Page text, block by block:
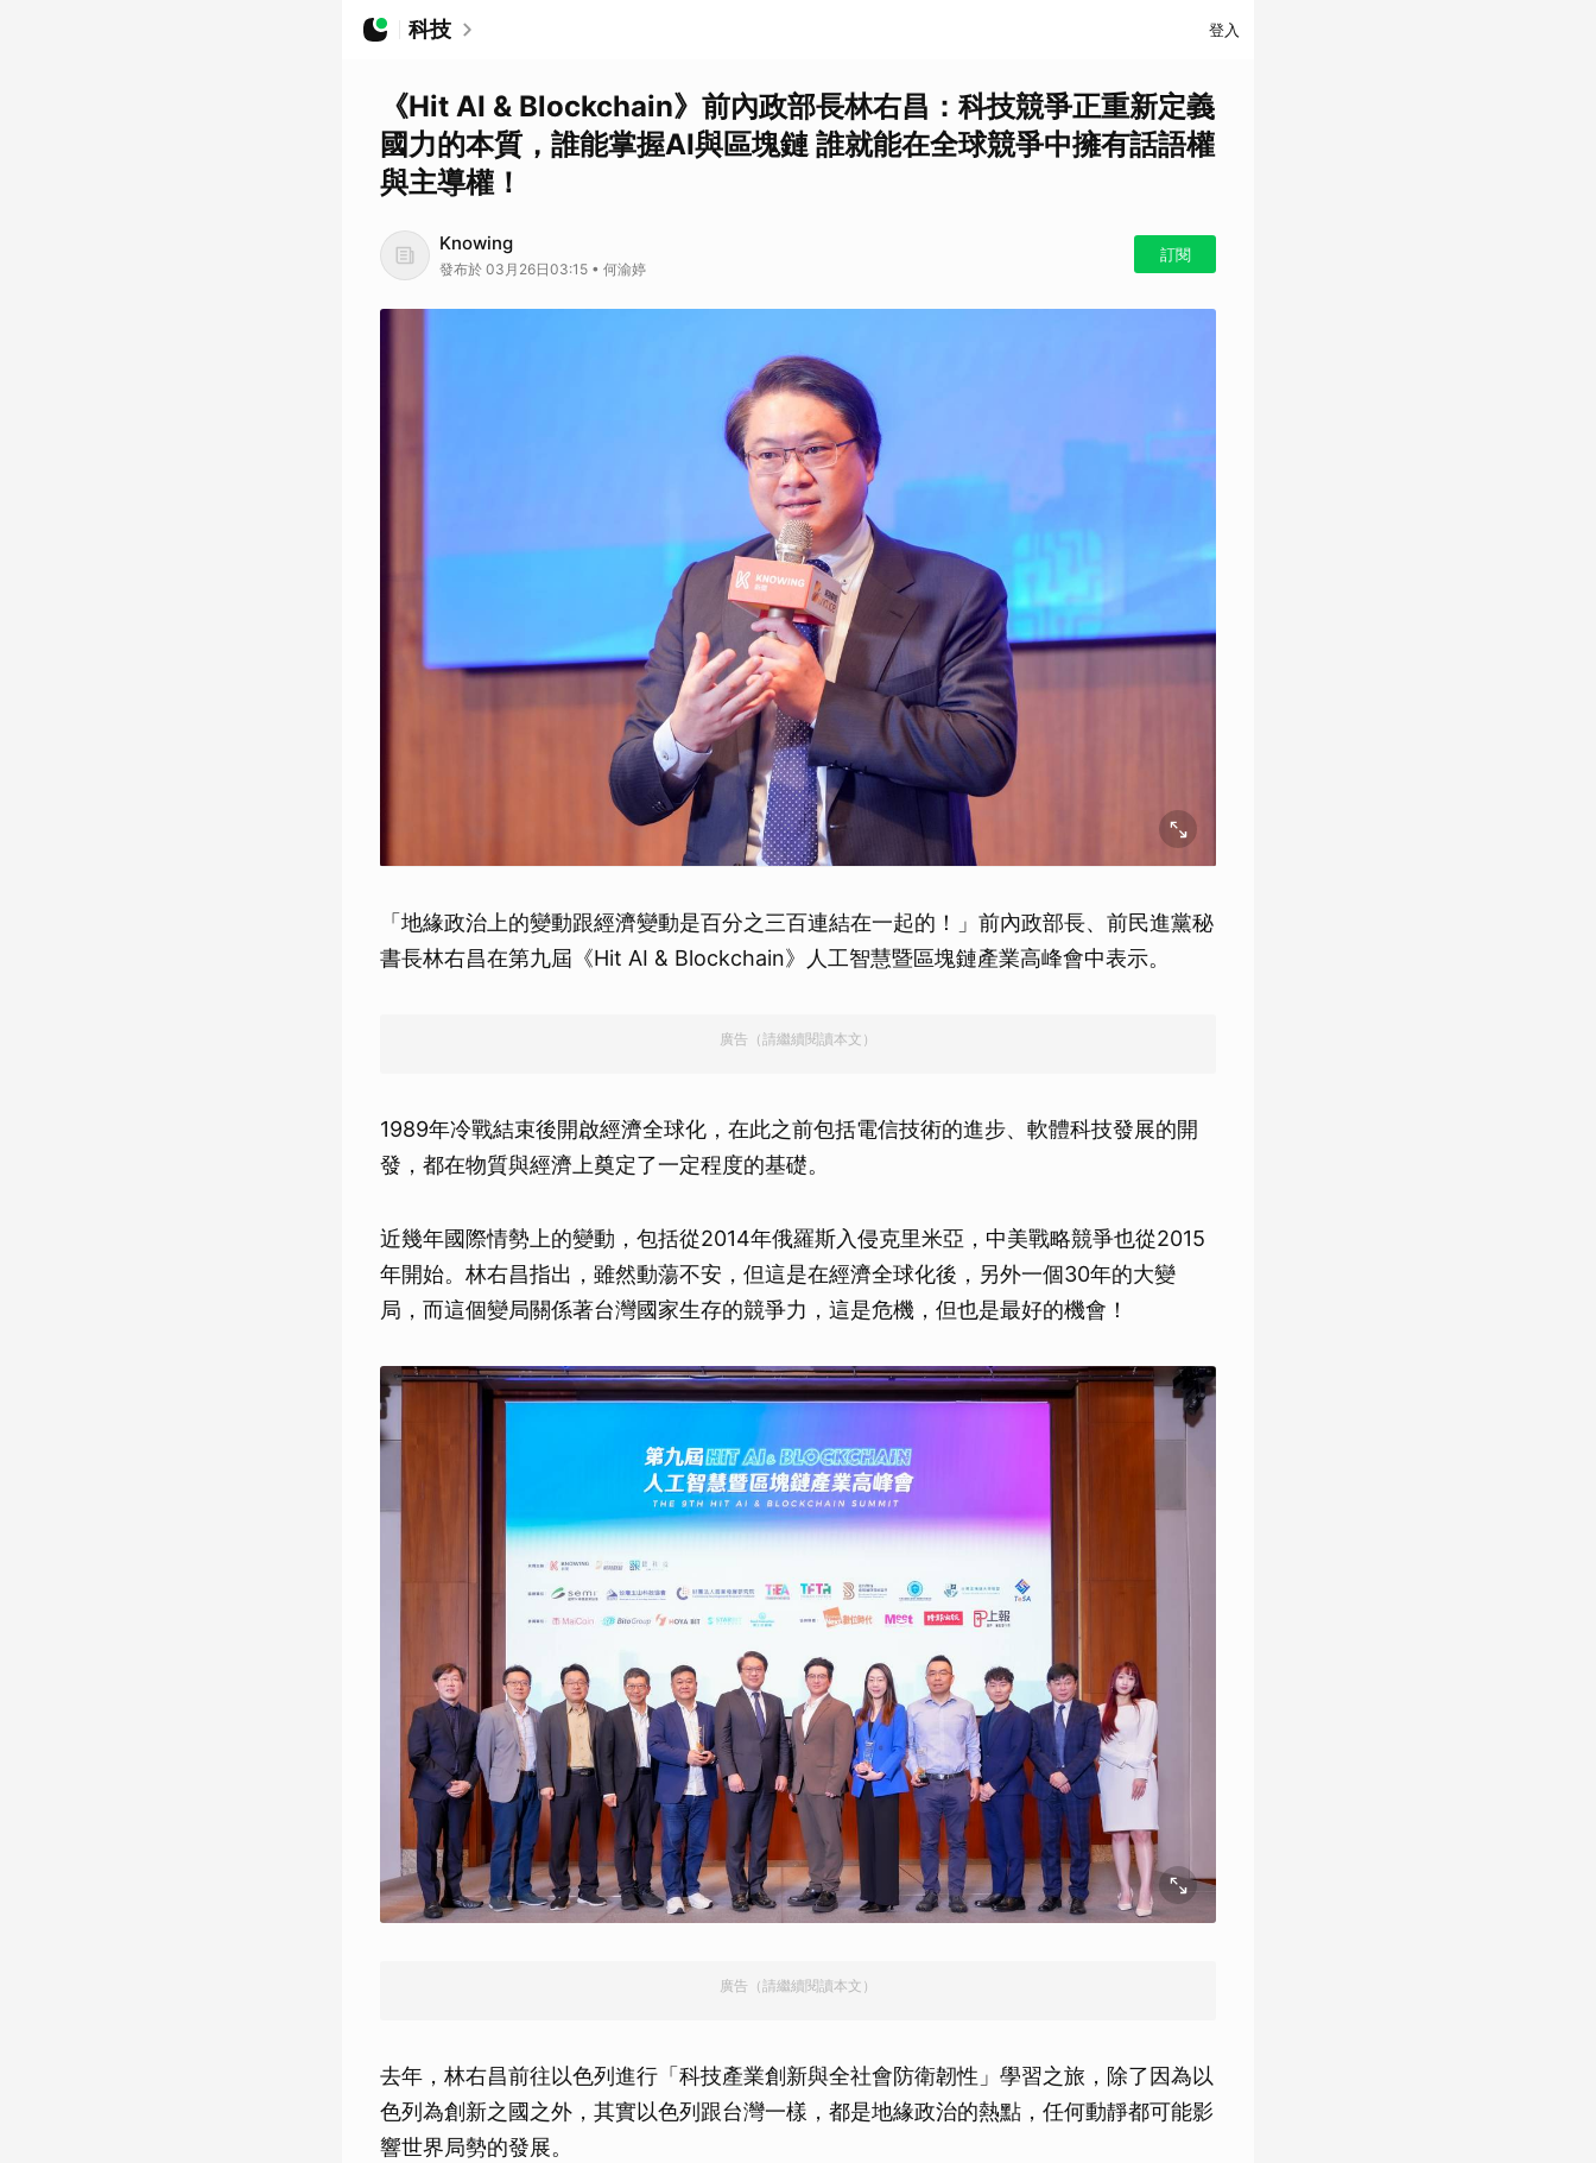
科技 登入
《Hit AI & Blockchain》前內政部長林右昌：科技競爭正重新定義
國力的本質，誰能掌握AI與區塊鏈 誰就能在全球競爭中擁有話語權
與主導權！
Knowing
發布於 03月26日03:15 • 何渝婷
訂閱
「地緣政治上的變動跟經濟變動是百分之三百連結在一起的！」前內政部長、前民進黨秘
書長林右昌在第九屆《Hit AI & Blockchain》人工智慧暨區塊鏈產業高峰會中表示。
廣告（請繼續閱讀本文）
1989年冷戰結束後開啟經濟全球化，在此之前包括電信技術的進步、軟體科技發展的開
發，都在物質與經濟上奠定了一定程度的基礎。
近幾年國際情勢上的變動，包括從2014年俄羅斯入侵克里米亞，中美戰略競爭也從2015
年開始。林右昌指出，雖然動蕩不安，但這是在經濟全球化後，另外一個30年的大變
局，而這個變局關係著台灣國家生存的競爭力，這是危機，但也是最好的機會！
廣告（請繼續閱讀本文）
去年，林右昌前往以色列進行「科技產業創新與全社會防衛韌性」學習之旅，除了因為以
色列為創新之國之外，其實以色列跟台灣一樣，都是地緣政治的熱點，任何動靜都可能影
響世界局勢的發展。